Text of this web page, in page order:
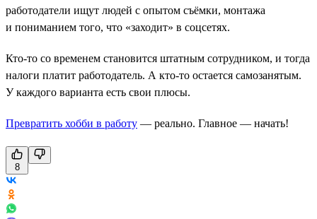
работодатели ищут людей с опытом съёмки, монтажа
и пониманием того, что «заходит» в соцсетях.
Кто-то со временем становится штатным сотрудником, и тогда
налоги платит работодатель. А кто-то остается самозанятым.
У каждого варианта есть свои плюсы.
Превратить хобби в работу — реально. Главное — начать!
8